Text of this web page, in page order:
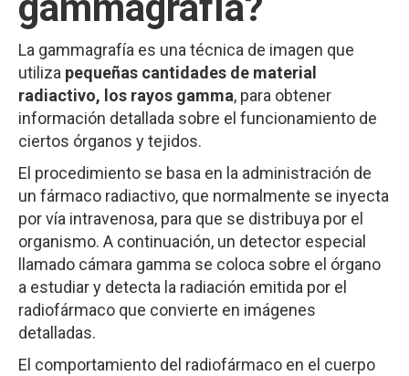
La gammagrafía es una técnica de imagen que
utiliza pequeñas cantidades de material
radiactivo, los rayos gamma, para obtener
información detallada sobre el funcionamiento de
ciertos órganos y tejidos.
El procedimiento se basa en la administración de
un fármaco radiactivo, que normalmente se inyecta
por vía intravenosa, para que se distribuya por el
organismo. A continuación, un detector especial
llamado cámara gamma se coloca sobre el órgano
a estudiar y detecta la radiación emitida por el
radiofármaco que convierte en imágenes
detalladas.
El comportamiento del radiofármaco en el cuerpo